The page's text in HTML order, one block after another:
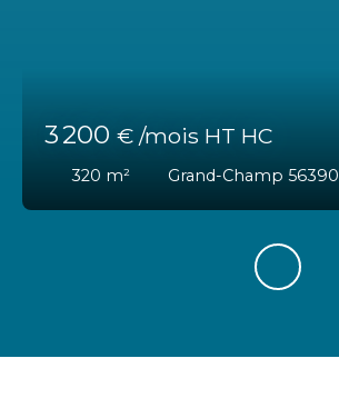
3 200 € /mois HT HC
320 m² Grand-Champ 56390